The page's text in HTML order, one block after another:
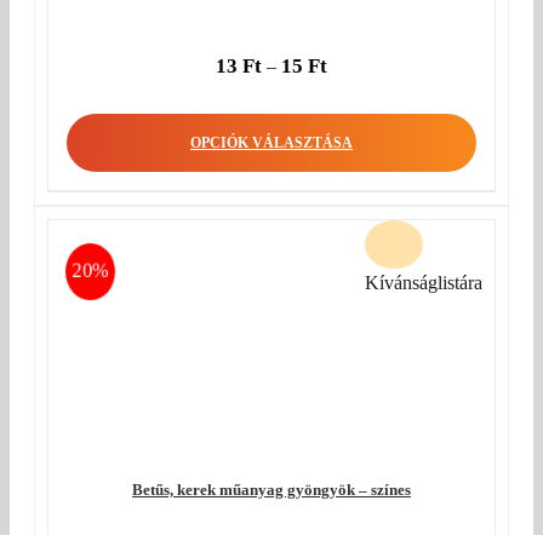
13 Ft – 15 Ft
OPCIÓK VÁLASZTÁSA
20%
Betűs, kerek műanyag gyöngyök – színes
Kívánságlistára